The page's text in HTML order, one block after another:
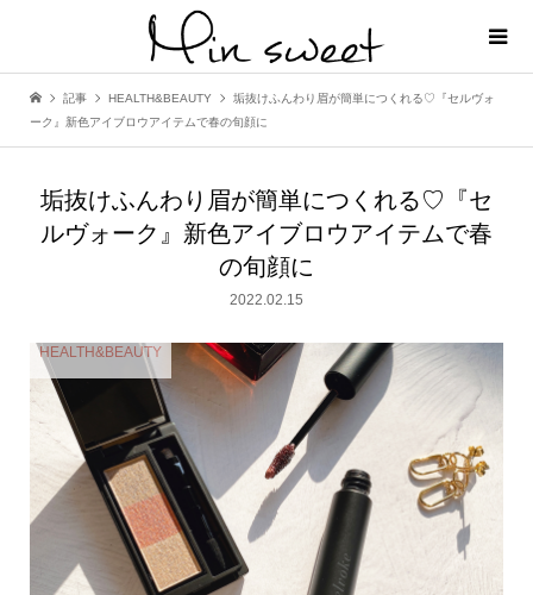
記事 HEALTH&BEAUTY
垢抜けふんわり眉が簡単につくれる♡『セルヴォ
ーク』新色アイブロウアイテムで春の旬顔に
垢抜けふんわり眉が簡単につくれる♡『セ
ルヴォーク』新色アイブロウアイテムで春
の旬顔に
2022.02.15
HEALTH&BEAUTY